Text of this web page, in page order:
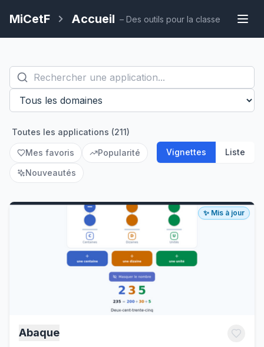
MiCetF Accueil – Des outils pour la classe
Toutes les applications (211)
Mes favoris
Popularité
Nouveautés
Vignettes Liste
✨ Mis à jour
Abaque